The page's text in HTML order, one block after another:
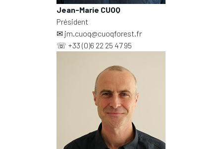
Jean-Marie CUOQ
Président
✉ jm.cuoq@cuoqforest.fr
☏ +33 (0)6 22 25 47 95